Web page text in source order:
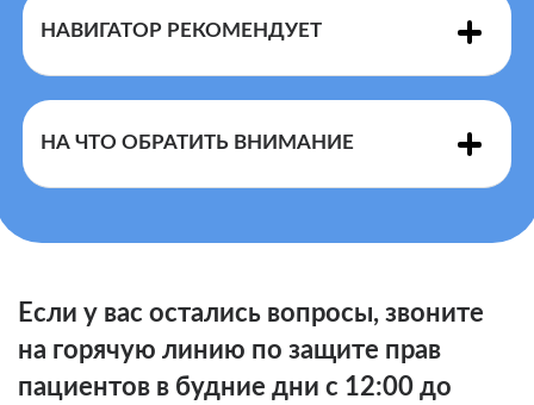
Перечня
НАВИГАТОР РЕКОМЕНДУЕТ
Правилами
НА ЧТО ОБРАТИТЬ ВНИМАНИЕ
Если у вас остались вопросы, звоните
на горячую линию по защите прав
пациентов в будние дни с 12:00 до